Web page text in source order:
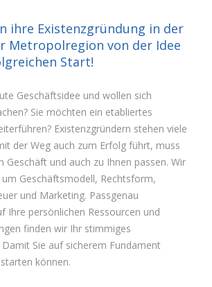
ihre Existenzgründung in der
Metropolregion von der Idee
Start!
Geschäftsidee und wollen sich
Sie möchten ein etabliertes
Existenzgründern stehen viele
der Weg auch zum Erfolg führt, muss
Geschäft und auch zu Ihnen passen. Wir
Geschäftsmodell, Rechtsform,
und Marketing. Passgenau
Ihre persönlichen Ressourcen und
finden wir Ihr stimmiges
Sie auf sicherem Fundament
können.